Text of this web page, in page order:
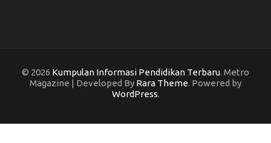
© 2026 Kumpulan Informasi Pendidikan Terbaru. Metro
Magazine | Developed By Rara Theme. Powered by
WordPress.